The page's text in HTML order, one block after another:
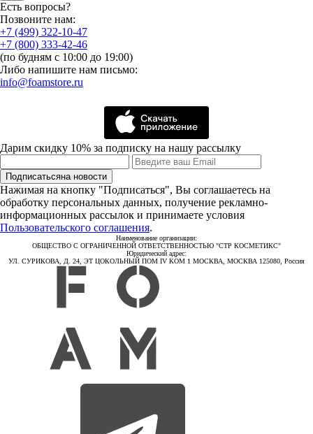
Есть вопросы?
Позвоните нам:
+7 (499) 322-10-47
+7 (800) 333-42-46
(по будням с 10:00 до 19:00)
Либо напишите нам письмо:
info@foamstore.ru
Дарим скидку 10% за подписку на нашу рассылку
Подписатьсяна новости
Нажимая на кнопку "Подписаться", Вы соглашаетесь на
обработку персональных данных, получение рекламно-
информационных рассылок и принимаете условия
Пользовательского соглашения.
Наименование организации:
ОБЩЕСТВО С ОГРАНИЧЕННОЙ ОТВЕТСТВЕННОСТЬЮ "СТР КОСМЕТИКС"
Юридический адрес:
УЛ. СУРИКОВА, Д. 24, ЭТ ЦОКОЛЬНЫЙ ПОМ IV КОМ 1 МОСКВА, МОСКВА 125080, Россия